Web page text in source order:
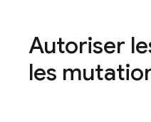
Autoriser
les